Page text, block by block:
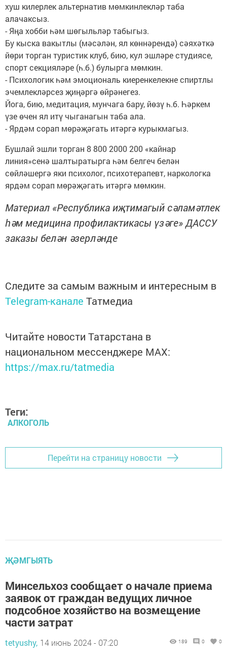
хуш килерлек альтернатив мөмкинлекләр таба
алачаксыз.
- Яңа хобби һәм шөгыльләр табыгыз.
Бу кыска вакытлы (мәсәлән, ял көннәрендә) сәяхәткә
йөри торган туристик клуб, бию, кул эшләре студиясе,
спорт секцияләре (һ.б.) булырга мөмкин.
- Психологик һәм эмоциональ киеренкелекне спиртлы
эчемлекләрсез җиңәргә өйрәнегез.
Йога, бию, медитация, мунчага бару, йөзү һ.б. Һәркем
үзе өчен ял итү чыганагын таба ала.
- Ярдәм сорап мөрәҗәгать итәргә курыкмагыз.
Бушлай эшли торган 8 800 2000 200 «кайнар
линия»сенә шалтыратырга һәм белгеч белән
сөйләшергә яки психолог, психотерапевт, наркологка
ярдәм сорап мөрәҗәгать итәргә мөмкин.
Материал «Республика иҗтимагый сәламәтлек
һәм медицина профилактикасы үзәге» ДАССУ
заказы белән әзерләнде
Следите за самым важным и интересным в
Telegram-канале Татмедиа
Читайте новости Татарстана в
национальном мессенджере MАХ:
https://max.ru/tatmedia
Теги:
АЛКОГОЛЬ
Перейти на страницу новости
ҖӘМГЫЯТЬ
Минсельхоз сообщает о начале приема
заявок от граждан ведущих личное
подсобное хозяйство на возмещение
части затрат
tetyushy, 14 июнь 2024 - 07:20 189 0 0